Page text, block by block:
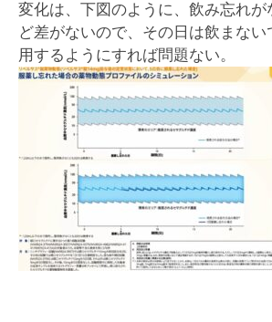
変化は、下図のように、飲み忘れが
ど差がないので、その日は飲まない
用するようにすれば問題ない。